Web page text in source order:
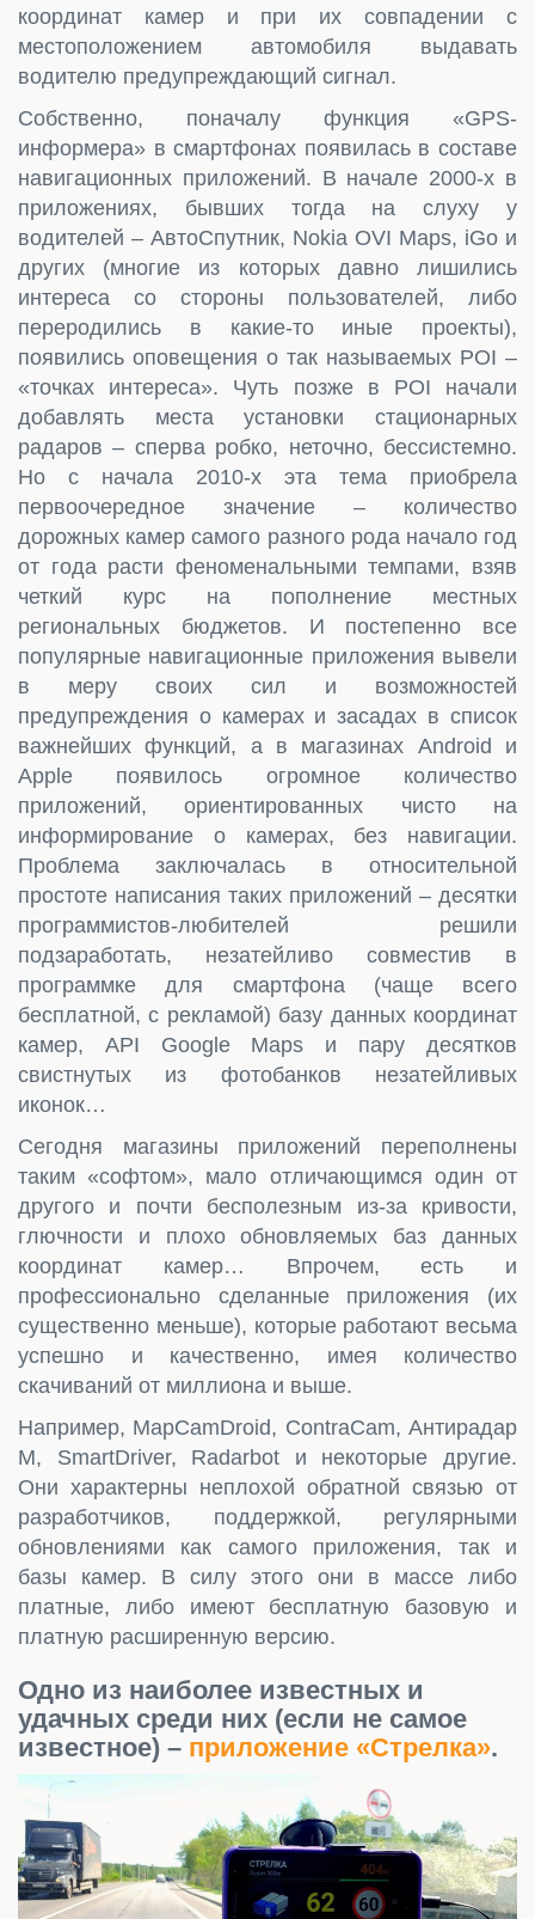
координат камер и при их совпадении с
местоположением автомобиля выдавать
водителю предупреждающий сигнал.
Собственно, поначалу функция «GPS-
информера» в смартфонах появилась в составе
навигационных приложений. В начале 2000-х в
приложениях, бывших тогда на слуху у
водителей – АвтоСпутник, Nokia OVI Maps, iGo и
других (многие из которых давно лишились
интереса со стороны пользователей, либо
переродились в какие-то иные проекты),
появились оповещения о так называемых POI –
«точках интереса». Чуть позже в POI начали
добавлять места установки стационарных
радаров – сперва робко, неточно, бессистемно.
Но с начала 2010-х эта тема приобрела
первоочередное значение – количество
дорожных камер самого разного рода начало год
от года расти феноменальными темпами, взяв
четкий курс на пополнение местных
региональных бюджетов. И постепенно все
популярные навигационные приложения вывели
в меру своих сил и возможностей
предупреждения о камерах и засадах в список
важнейших функций, а в магазинах Android и
Apple появилось огромное количество
приложений, ориентированных чисто на
информирование о камерах, без навигации.
Проблема заключалась в относительной
простоте написания таких приложений – десятки
программистов-любителей решили
подзаработать, незатейливо совместив в
программке для смартфона (чаще всего
бесплатной, с рекламой) базу данных координат
камер, API Google Maps и пару десятков
свистнутых из фотобанков незатейливых
иконок…
Сегодня магазины приложений переполнены
таким «софтом», мало отличающимся один от
другого и почти бесполезным из-за кривости,
глючности и плохо обновляемых баз данных
координат камер… Впрочем, есть и
профессионально сделанные приложения (их
существенно меньше), которые работают весьма
успешно и качественно, имея количество
скачиваний от миллиона и выше.
Например, MapCamDroid, ContraCam, Антирадар
М, SmartDriver, Radarbot и некоторые другие.
Они характерны неплохой обратной связью от
разработчиков, поддержкой, регулярными
обновлениями как самого приложения, так и
базы камер. В силу этого они в массе либо
платные, либо имеют бесплатную базовую и
платную расширенную версию.
Одно из наиболее известных и
удачных среди них (если не самое
известное) – приложение «Стрелка».